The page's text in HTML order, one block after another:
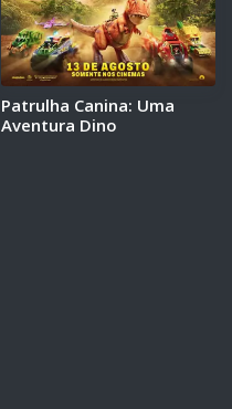
Patrulha Canina: Uma
Aventura Dino